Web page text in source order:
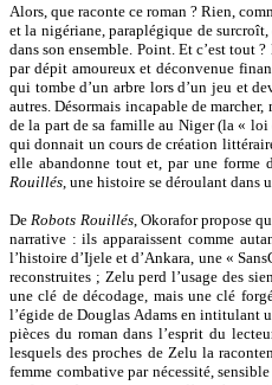
Alors, que raconte ce roman ? Rien,
et la nigériane, paraplégique de
dans son ensemble. Point. Et c’est tout
par dépit amoureux et déconvenue
qui tombe d’un arbre lors d’un jeu et
autres. Désormais incapable de
de la part de sa famille au Niger (la «
qui donnait un cours de création
elle abandonne tout et, par une forme
Rouillés , une histoire se déroulant dans
De Robots Rouillés, Okorafor propose
narrative : ils apparaissent comme
l’histoire d’Ijele et d’Ankara, une «
reconstruites ; Zelu perd l’usage des
une clé de décodage, mais une clé
l’égide de Douglas Adams en intitulant
pièces du roman dans l’esprit du
lesquels des proches de Zelu la
femme combative par nécessité,